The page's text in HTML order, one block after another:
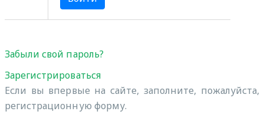
Забыли свой пароль?
Зарегистрироваться
Если вы впервые на сайте, заполните, пожалуйста,
регистрационную форму.